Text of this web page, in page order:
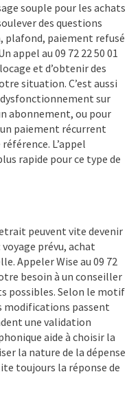
souple pour les achats
des questions
plafond, paiement refusé
appel au 09 72 22 50 01
et d’obtenir des
situation. C’est aussi
sur
abonnement, ou pour
paiement récurrent
L’appel
rapide pour ce type de
peuvent vite devenir
prévu, achat
Appeler Wise au 09 72
besoin à un conseiller
possibles. Selon le motif
modifications passent
une validation
aide à choisir la
la nature de la dépense
toujours la réponse de